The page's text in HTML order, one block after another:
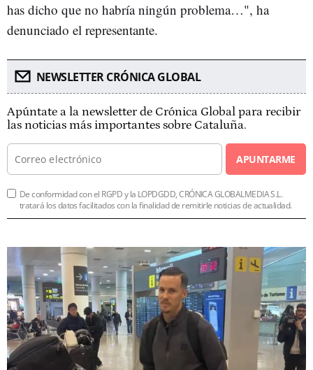
has dicho que no habría ningún problema…", ha
denunciado el representante.
NEWSLETTER CRÓNICA GLOBAL
Apúntate a la newsletter de Crónica Global para recibir
las noticias más importantes sobre Cataluña.
APUNTARME
De conformidad con el RGPD y la LOPDGDD, CRÓNICA GLOBALMEDIA S.L.
tratará los datos facilitados con la finalidad de remitirle noticias de actualidad.